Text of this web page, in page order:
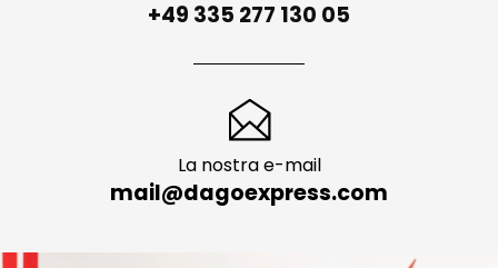
+49 335 277 130 05
La nostra e-mail
mail@dagoexpress.com